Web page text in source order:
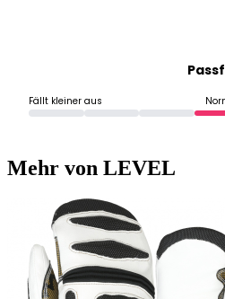
Fällt kleiner aus
Mehr von LEVEL